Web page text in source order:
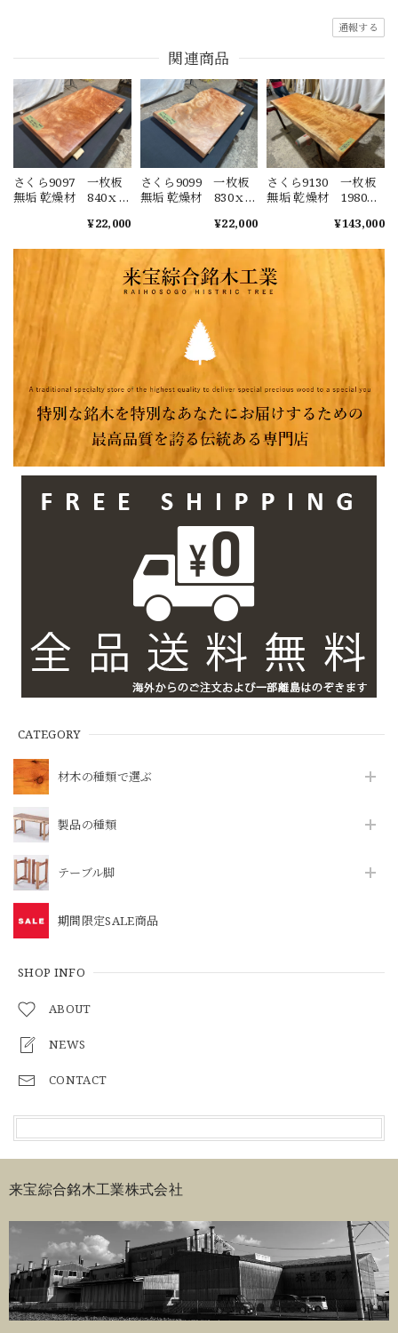
CATEGORY
材木の種類で選ぶ
製品の種類
テーブル脚
期間限定SALE商品
SHOP INFO
ABOUT
NEWS
CONTACT
通報する
関連商品
さくら9097 一枚板
無垢 乾燥材 840ｘ
ウンター テーブ
窓台 桜 チェリ
¥22,000
さくら9099 一枚板
無垢 乾燥材 830ｘ
カウンター テーブ
窓台 桜 チェリ
ー
¥22,000
さくら9130 一枚板
無垢 乾燥材 1980ｘ
ウンター センター
グテーブル チェリー
¥143,000
来宝綜合銘木工業株式会社